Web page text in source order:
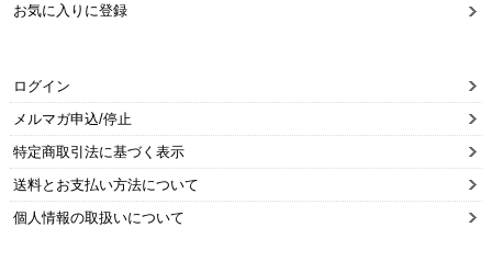
お気に入りに登録
ログイン
メルマガ申込/停止
特定商取引法に基づく表示
送料とお支払い方法について
個人情報の取扱いについて